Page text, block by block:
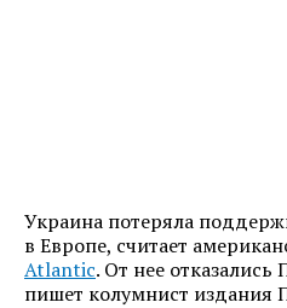
Украина потеряла
в Европе, считает
Atlantic. От нее
пишет колумнист издания